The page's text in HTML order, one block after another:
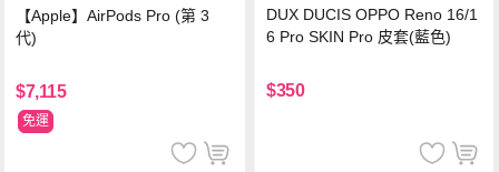
【Apple】AirPods Pro (第 3
代)
$7,115
免運
DUX DUCIS OPPO Reno 16/1
6 Pro SKIN Pro 皮套(藍色)
$350